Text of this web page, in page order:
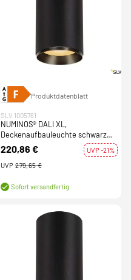
Produktdatenblatt
SLV 1005761
NUMINOS® DALI XL,
Deckenaufbauleuchte schwarz
36W 2700K 60°
220,86 €
UVP -21%
UVP 279,65 €
Sofort versandfertig